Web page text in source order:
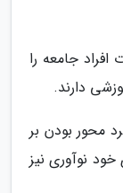
جامعه را
دارند.
محور بودن بر
نوآوری نیز